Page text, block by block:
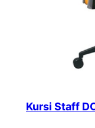
Kursi Staff